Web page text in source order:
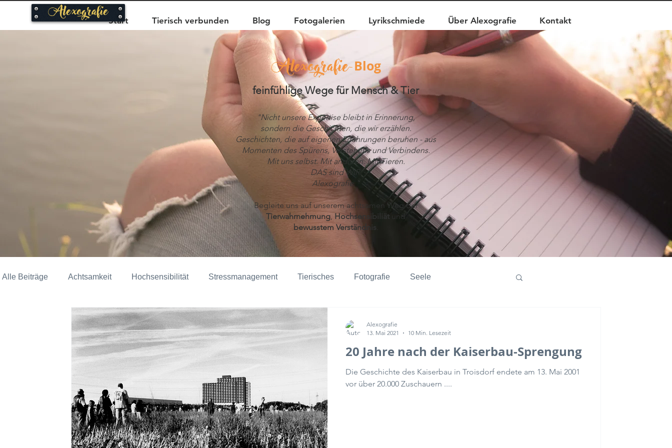
AlexografieStart Tierisch verbunden Blog Fotogalerien Lyrikschmiede Über Alexografie Kontakt
Alexografie-Blog
feinfühlige Wege für Mensch & Tier
"Nicht unsere Expertise bleibt in Erinnerung,
sondern die Geschichten, die wir erzählen.
Geschichten, die auf eigenen Erfahrungen beruhen - aus
Momenten des Spürens, Verstehens und Verbindens.
Mit uns selbst. Mit anderen. Mit Tieren.
DAS sind WIR.
Alexografie."
Begleite uns auf unserem achtsamen Weg der
Tierwahrnehmung, Hochsensibiliät und
bewusstem Verständnis
Alle Beiträge Achtsamkeit Hochsensibilität Stressmanagement Tierisches Fotografie Seele
Kunst, Kultur & Soziales Alltagstipps Marla Peppels Dokumentationen
Tierkommunikation 20 Jahre nach der Kaiserbau-Sprengung
Die Geschichte des Kaiserbau in Troisdorf endete am 13. Mai 2001
vor über 20.000 Zuschauern ....
Alexografie
13. Mai 2021
10 Min. Lesezeit